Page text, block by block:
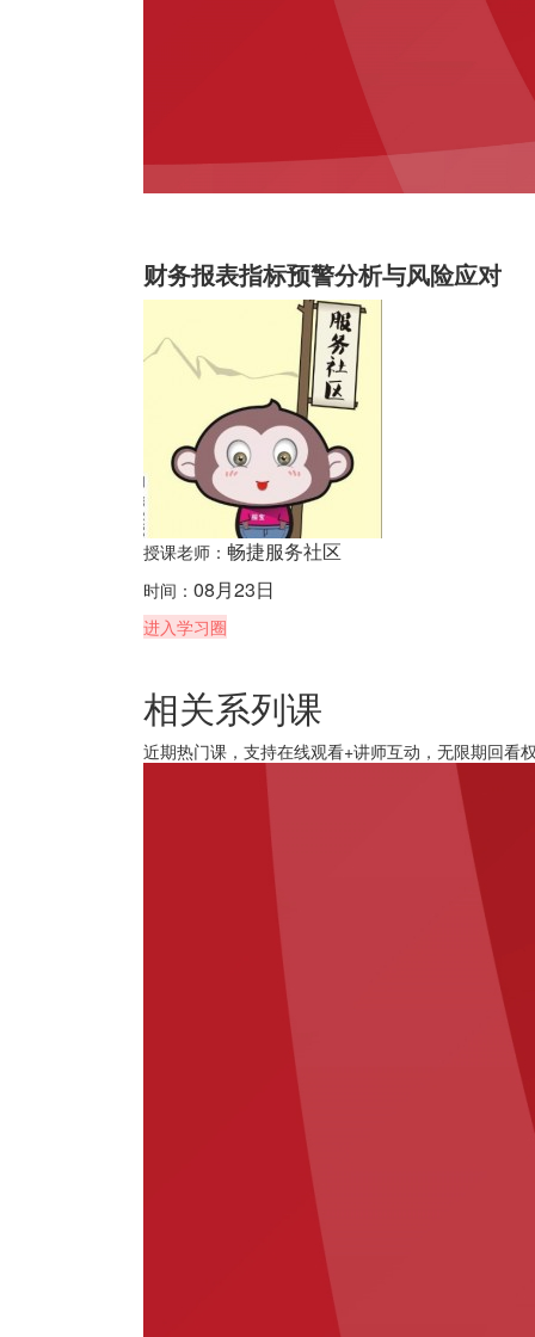
财务报表指标预警分析与风险应对
授课老师： 畅捷服务社区
时间： 08月23日
进入学习圈
相关系列课
近期热门课，支持在线观看+讲师互动，无限期回看